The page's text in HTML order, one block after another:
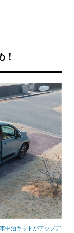
中泊キットがアップデ